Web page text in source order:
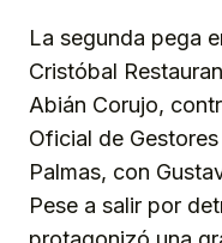
La segunda pega
Cristóbal
Abián Corujo,
Oficial de
Palmas, con
Pese a salir por